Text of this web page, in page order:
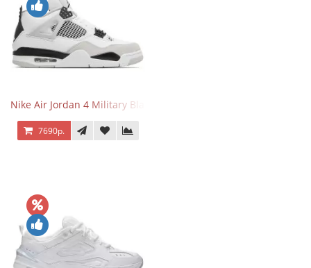
Nike Air Jordan 4 Military Black
7690р.